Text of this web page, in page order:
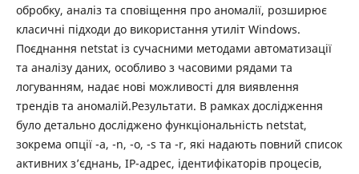
обробку, аналіз та сповіщення про аномалії, розширює
класичні підходи до використання утиліт Windows.
Поєднання netstat із сучасними методами автоматизації
та аналізу даних, особливо з часовими рядами та
логуванням, надає нові можливості для виявлення
трендів та аномалій.Результати. В рамках дослідження
було детально досліджено функціональність netstat,
зокрема опції -a, -n, -o, -s та -r, які надають повний список
активних з’єднань, IP-адрес, ідентифікаторів процесів,